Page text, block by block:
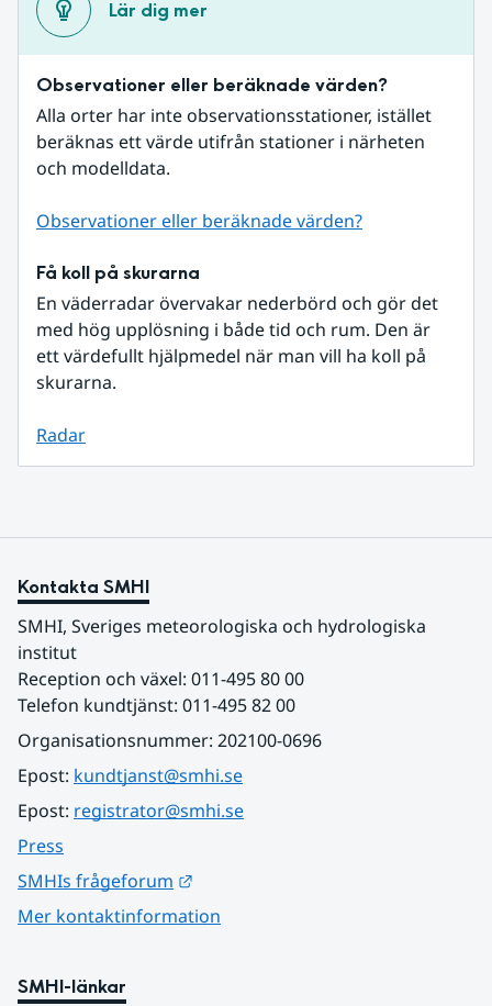
Lär dig mer
Observationer eller beräknade värden?
Alla orter har inte observationsstationer, istället
beräknas ett värde utifrån stationer i närheten
och modelldata.
Observationer eller beräknade värden?
Få koll på skurarna
En väderradar övervakar nederbörd och gör det
med hög upplösning i både tid och rum. Den är
ett värdefullt hjälpmedel när man vill ha koll på
skurarna.
Radar
Kontakta SMHI
SMHI, Sveriges meteorologiska och hydrologiska
institut
Reception och växel: 011-495 80 00
Telefon kundtjänst: 011-495 82 00
Organisationsnummer: 202100-0696
Epost: kundtjanst@smhi.se
Epost: registrator@smhi.se
Press
SMHIs frågeforum
Mer kontaktinformation
SMHI-länkar